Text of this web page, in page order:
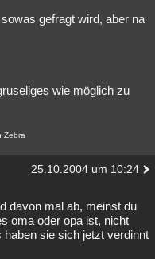
gefragt wird, aber na
wie möglich zu
Zebra
25.10.2004 um 10:24
davon mal ab, meinst du
oma oder opa ist, nicht
sie sich jetzt verdinnt